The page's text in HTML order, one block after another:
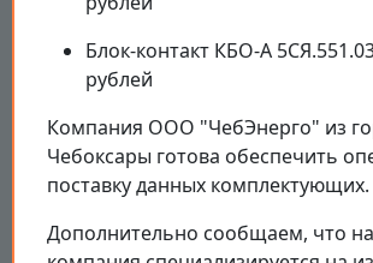
Блок-контакт КБО-А
рублей
Компания ООО "ЧебЭнерго" из
Чебоксары готова обеспечить
поставку данных комплектующих.
Дополнительно сообщаем, что